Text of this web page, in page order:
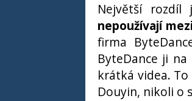
Největší
nepoužívají
firma
ByteDance ji
krátká videa. To
Douyin, nikoli o